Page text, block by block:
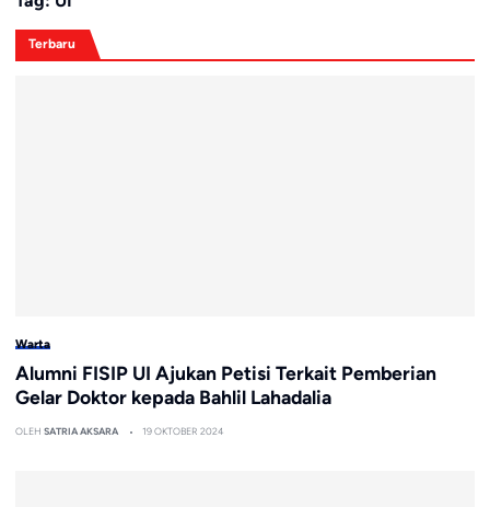
Terbaru
Warta
Alumni FISIP UI Ajukan Petisi Terkait Pemberian
Gelar Doktor kepada Bahlil Lahadalia
OLEH SATRIA AKSARA 19 OKTOBER 2024